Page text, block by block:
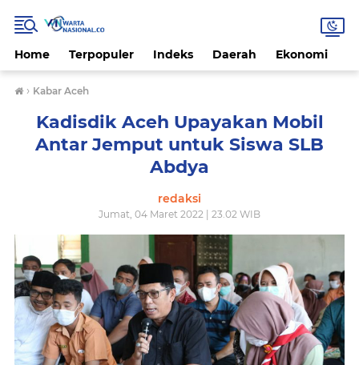
Home Terpopuler Indeks Daerah Ekonomi
› Kabar Aceh
Kadisdik Aceh Upayakan Mobil
Antar Jemput untuk Siswa SLB
Abdya
redaksi
Jumat, 04 Maret 2022 | 23.02 WIB